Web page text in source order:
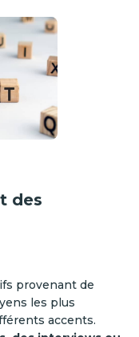
des
provenant de
les plus
accents.